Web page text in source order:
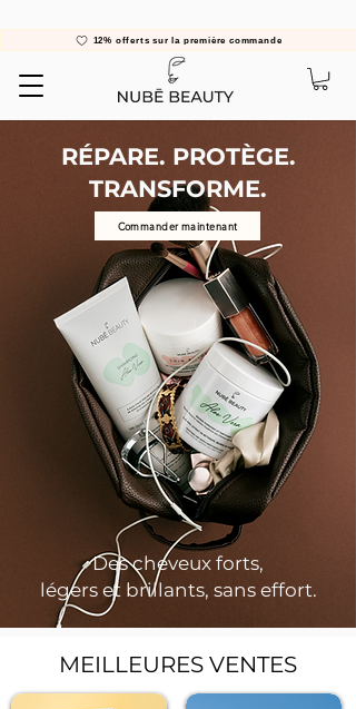
12% offerts sur la première commande
Commander maintenant
RÉPARE. PROTÈGE.
TRANSFORME.
Des cheveux forts,
légers et brillants, sans effort.
MEILLEURES VENTES